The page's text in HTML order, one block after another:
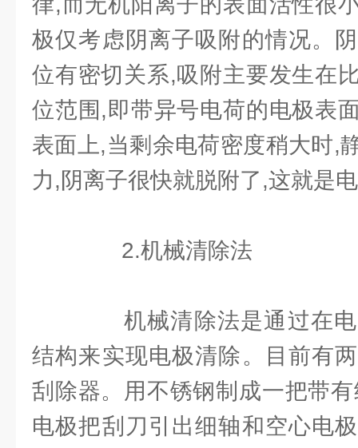
极仅考虑阴离子吸附的情况。
位有密切关系,吸附主要发生在
位范围,即带异号电荷的电极表
表面上,当剩余电荷密度稍大时,
力,阴离子很快就脱附了,这就是
2.机械清除法
机械清除法是通过在电
结构来实现电极清除。目前有
刮除器。用不锈钢制成一把带
电极把刮刀引出细轴和空心电